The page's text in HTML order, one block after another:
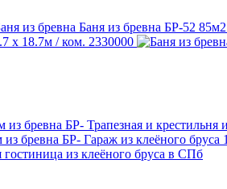
Баня из бревна БР-52
х 18.7м / ком. 2330000
Трапезная и крестильня
Гараж из клеёного
гостиница из клеёного бруса в СПб